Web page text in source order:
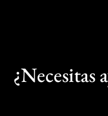
¿Necesitas